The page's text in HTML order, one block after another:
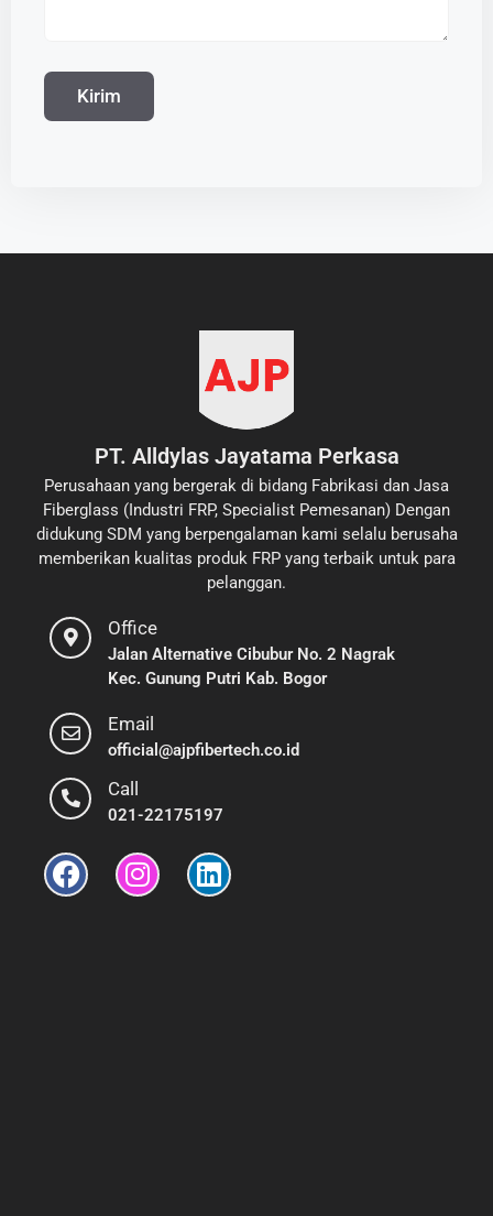
PT. Alldylas Jayatama Perkasa
Perusahaan yang bergerak di bidang Fabrikasi dan Jasa
Fiberglass (Industri FRP, Specialist Pemesanan) Dengan
didukung SDM yang berpengalaman kami selalu berusaha
memberikan kualitas produk FRP yang terbaik untuk para
pelanggan.
Office
Jalan Alternative Cibubur No. 2 Nagrak
Kec. Gunung Putri Kab. Bogor
Email
official@ajpfibertech.co.id
Call
021-22175197